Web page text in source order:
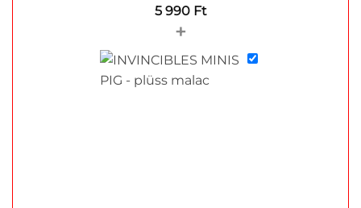
5 990 Ft
+